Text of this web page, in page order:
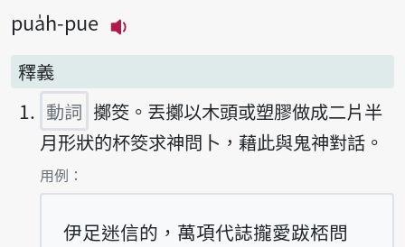
pua̍h-pue
釋義
動詞 擲筊。丟擲以木頭或塑膠做成二片半
月形狀的杯筊求神問卜，藉此與鬼神對話。
第1項釋義的
用例：
伊足迷信的，萬項代誌攏愛跋桮問